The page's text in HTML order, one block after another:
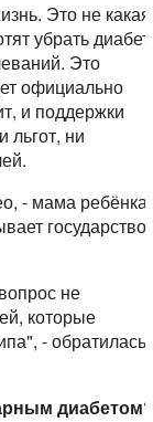
Это не
убрать диабет
Это
официально
и поддержки
льгот, ни
- мама ребёнка
государство
не
которые
- обратилась